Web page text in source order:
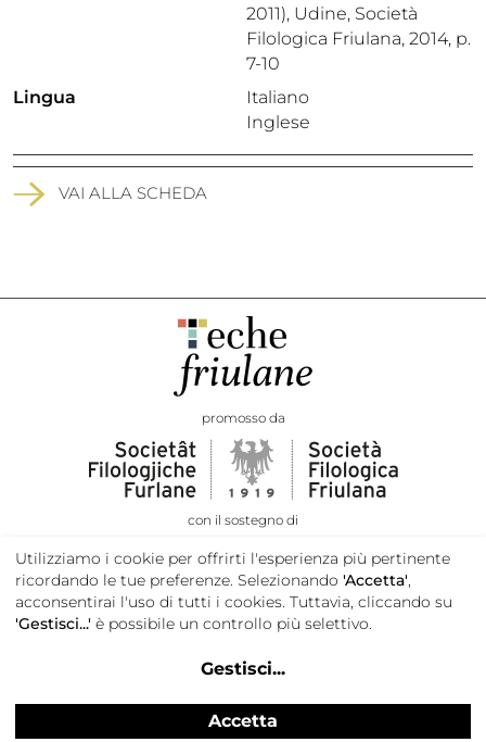
2011), Udine, Società
Filologica Friulana, 2014, p.
7-10
Lingua
Italiano
Inglese
VAI ALLA SCHEDA
promosso da
con il sostegno di
Privacy e cookie policy
Utilizziamo i cookie per offrirti l'esperienza più pertinente
ricordando le tue preferenze. Selezionando 'Accetta',
acconsentirai l'uso di tutti i cookies. Tuttavia, cliccando su
'Gestisci...' è possibile un controllo più selettivo.
Gestisci...
Accetta